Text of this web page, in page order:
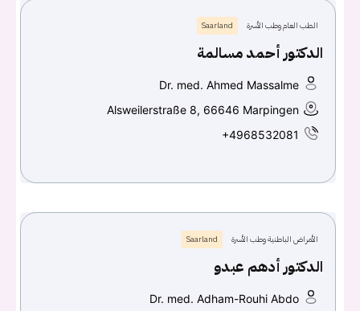
الطب العام وطب الأسرة Saarland
الدكتور أحمد مسالمة
Dr. med. Ahmed Massalme
Alsweilerstraße 8, 66646 Marpingen
+4968532081
الأمراض الباطنية وطب الأسرة Saarland
الدكتور أدهم عبدو
Dr. med. Adham-Rouhi Abdo